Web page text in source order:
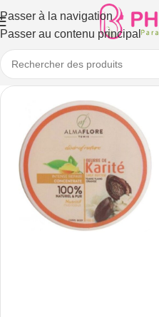
Passer à la navigation
Passer au contenu principal